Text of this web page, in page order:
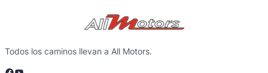
Todos los caminos llevan a All Motors.